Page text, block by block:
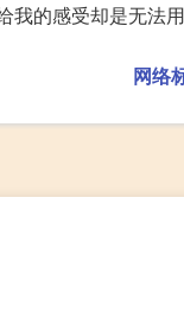
的感受却是无法
网络